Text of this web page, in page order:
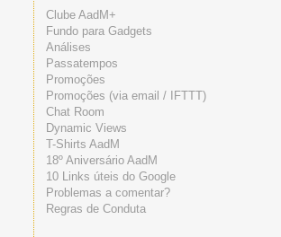
Clube AadM+
Fundo para Gadgets
Análises
Passatempos
Promoções
Promoções (via email / IFTTT)
Chat Room
Dynamic Views
T-Shirts AadM
18º Aniversário AadM
10 Links úteis do Google
Problemas a comentar?
Regras de Conduta